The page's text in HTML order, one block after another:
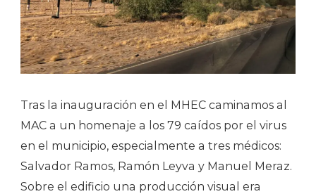
Tras la inauguración en el MHEC caminamos al
MAC a un homenaje a los 79 caídos por el virus
en el municipio, especialmente a tres médicos:
Salvador Ramos, Ramón Leyva y Manuel Meraz.
Sobre el edificio una producción visual era